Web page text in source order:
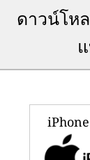
ดาวน์โห